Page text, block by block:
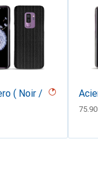
( Noir /
CHF
75.90